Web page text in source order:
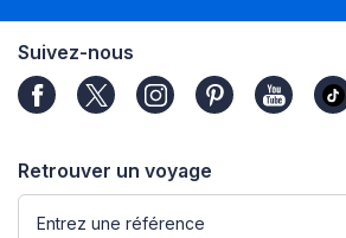
Suivez-nous
Retrouver un voyage